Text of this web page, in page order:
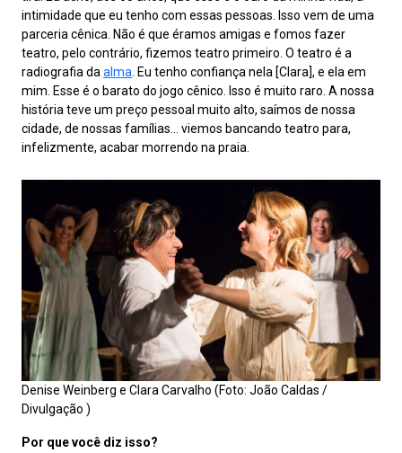
intimidade que eu tenho com essas pessoas. Isso vem de uma
parceria cênica. Não é que éramos amigas e fomos fazer
teatro, pelo contrário, fizemos teatro primeiro. O teatro é a
radiografia da alma . Eu tenho confiança nela [Clara], e ela em
mim. Esse é o barato do jogo cênico. Isso é muito raro. A nossa
história teve um preço pessoal muito alto, saímos de nossa
cidade, de nossas famílias… viemos bancando teatro para,
infelizmente, acabar morrendo na praia.
Denise Weinberg e Clara Carvalho (Foto: João Caldas /
Divulgação )
Por que você diz isso?